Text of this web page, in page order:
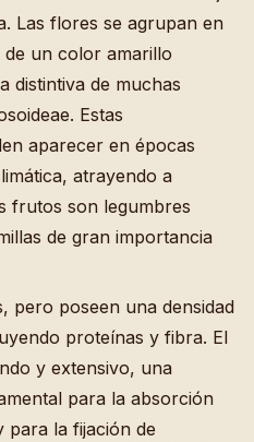
Las flores se agrupan en
un color amarillo
distintiva de muchas
Estas
aparecer en épocas
atrayendo a
frutos son legumbres
de gran importancia
pero poseen una densidad
proteínas y fibra. El
y extensivo, una
para la absorción
para la fijación de